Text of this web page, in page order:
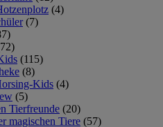
(4)
(7)
(115)
(8)
Kids (4)
(5)
Tierfreunde (20)
magischen Tiere (57)